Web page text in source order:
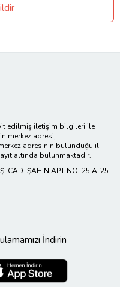
edilmiş iletişim bilgileri ile
merkez adresi;
adresinin bulunduğu il
altında bulunmaktadır.
CAD. ŞAHIN APT NO: 25 A-25
İndirin